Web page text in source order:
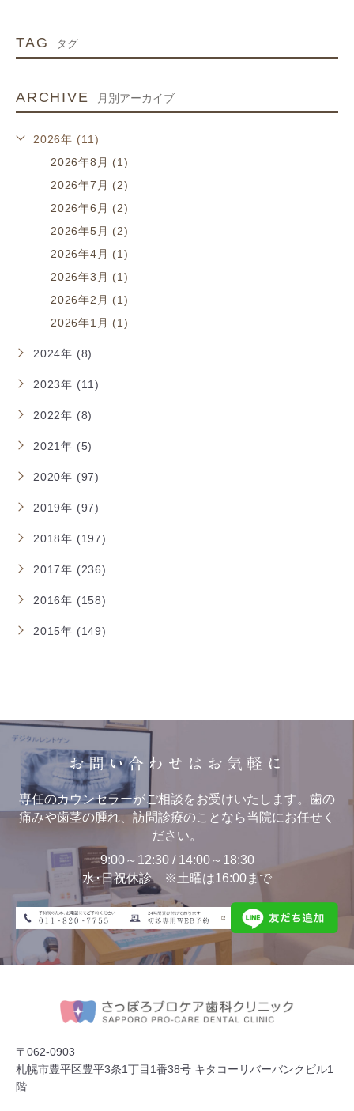
TAG タグ
ARCHIVE 月別アーカイブ
2026年 (11)
2026年8月 (1)
2026年7月 (2)
2026年6月 (2)
2026年5月 (2)
2026年4月 (1)
2026年3月 (1)
2026年2月 (1)
2026年1月 (1)
2024年 (8)
2023年 (11)
2022年 (8)
2021年 (5)
2020年 (97)
2019年 (97)
2018年 (197)
2017年 (236)
2016年 (158)
2015年 (149)
お問い合わせはお気軽に
専任のカウンセラーがご相談をお受けいたします。歯の
痛みや歯茎の腫れ、訪問診療のことなら当院にお任せく
ださい。
9:00～12:30 / 14:00～18:30
水･日祝休診 ※土曜は16:00まで
〒062-0903
札幌市豊平区豊平3条1丁目1番38号 キタコーリバーバンクビル1
階